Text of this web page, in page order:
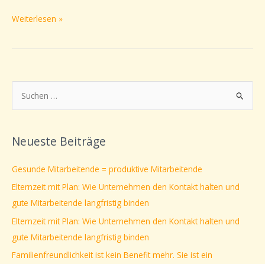
organisieren.
Weiterlesen »
u
h
n
a
c
h
:
Neueste Beiträge
Gesunde Mitarbeitende = produktive Mitarbeitende
Elternzeit mit Plan: Wie Unternehmen den Kontakt halten und
gute Mitarbeitende langfristig binden
Elternzeit mit Plan: Wie Unternehmen den Kontakt halten und
gute Mitarbeitende langfristig binden
Familienfreundlichkeit ist kein Benefit mehr. Sie ist ein